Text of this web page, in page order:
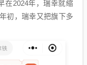
在2024年，瑞幸就缩
初，瑞幸又把旗下多